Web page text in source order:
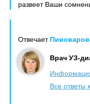
развеет Ваши
Отвечает
Врач УЗ-
Все ответы